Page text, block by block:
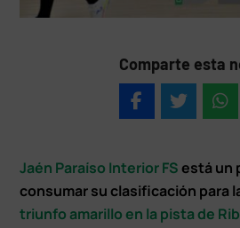
Comparte esta
Jaén Paraíso Interior FSestá un
consumar su clasificación para
triunfo amarillo en la pista de